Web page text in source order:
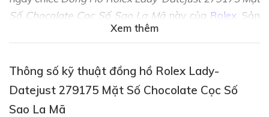
Số Chocolate Cọc Số Sao La Mãnày của Rolex . Sản
phẩm có bộ vỏ ngoài bằng vàng hồng 18k nổi bật với
cùng thiết kế có phần cổ điển càng làm tăng thêm giá
trị thẩm mỹ, sự sang trọng cho chiếc đồng hồ.
Xem thêm
Thông số kỹ thuật đồng hồ Rolex Lady-
Datejust 279175 Mặt Số Chocolate Cọc Số
Sao La Mã